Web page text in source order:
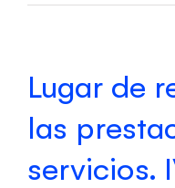
Lugar de
las
servicios.